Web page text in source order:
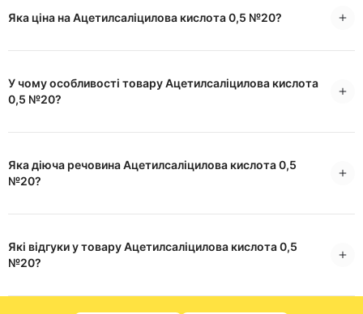
Яка ціна на Ацетилсаліцилова кислота 0,5 №20?
У чому особливості товару Ацетилсаліцилова кислота
0,5 №20?
Яка діюча речовина Ацетилсаліцилова кислота 0,5
№20?
Які відгуки у товару Ацетилсаліцилова кислота 0,5
№20?